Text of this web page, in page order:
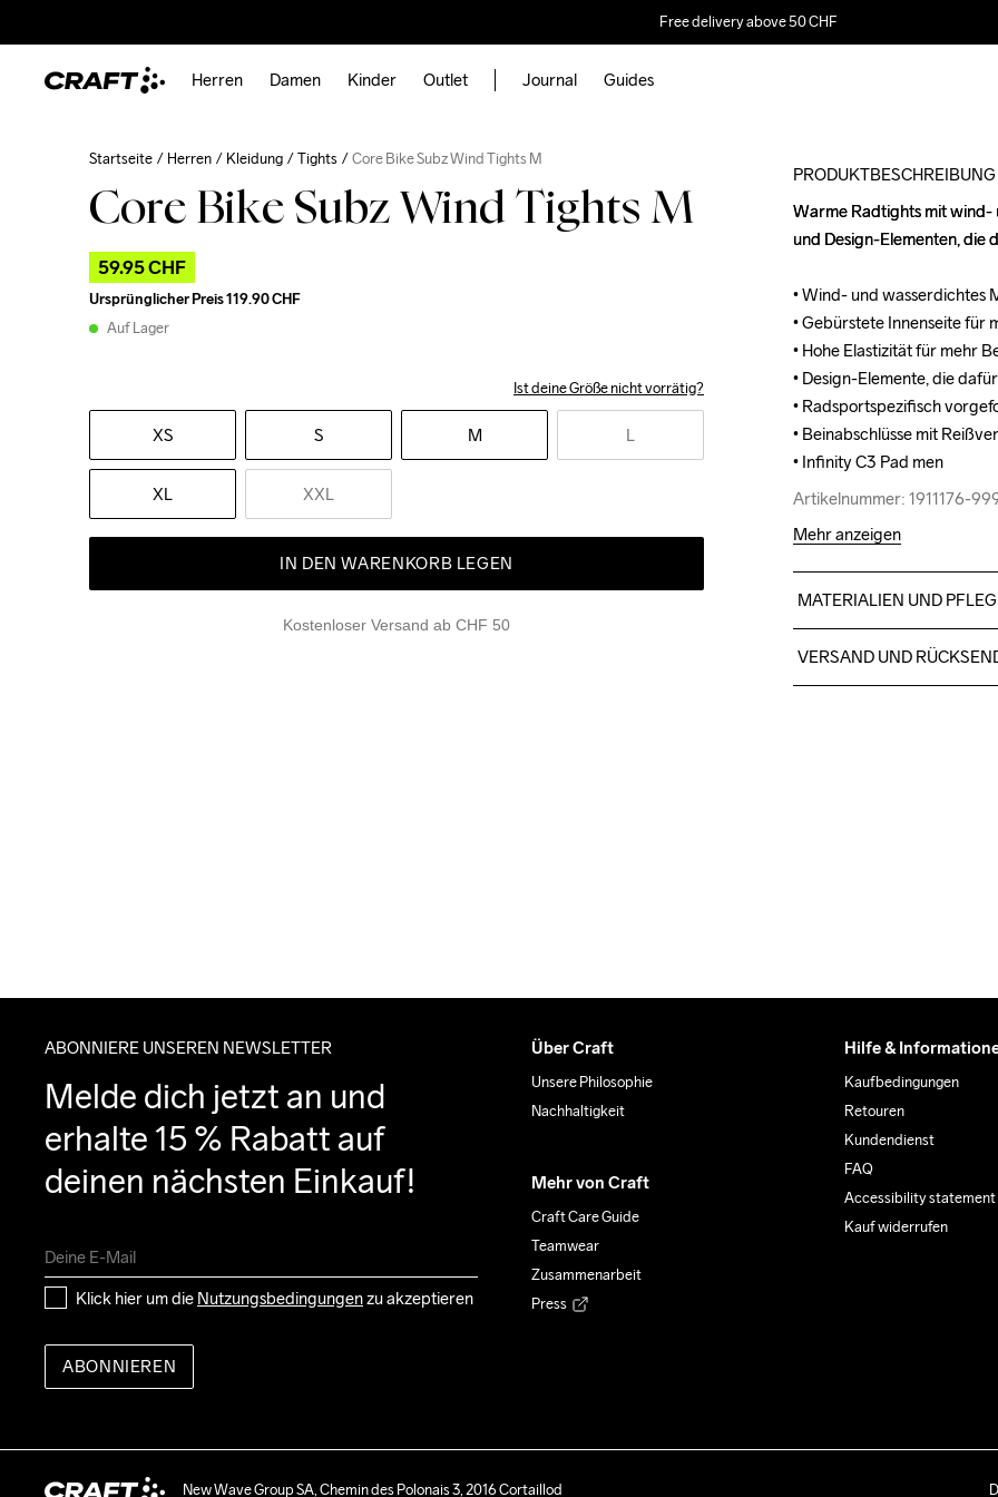
Free delivery above 50 CHF
Herren Damen Kinder Outlet Journal Guides
Startseite Herren Kleidung Tights Core Bike Subz Wind Tights M
Core Bike Subz Wind Tights M
59.95 CHF
Ursprünglicher Preis119.90 CHF
Auf Lager
Ist deine Größe nicht vorrätig?
XS S M L
XL XXL
IN DEN WARENKORB LEGEN
Kostenloser Versand ab CHF 50
PRODUKTBESCHREIBUNG
Warme Radtights mit
und Design-Elementen, die
• Wind- und wasserdichtes
• Gebürstete Innenseite für
• Hohe Elastizität für mehr
• Design-Elemente, die
• Radsportspezifisch
• Beinabschlüsse mit
• Infinity C3 Pad men
Artikelnummer: 1911176-
Warme Radtights mit
und Design-Elementen, die
• Wind- und wasserdichtes
• Gebürstete Innenseite für
• Hohe Elastizität für mehr
• Design-Elemente, die
• Radsportspezifisch
• Beinabschlüsse mit
• Infinity C3 Pad men
Artikelnummer: 1911176-
Mehr anzeigen
MATERIALIEN UND
Torso vorne: Oben: 100
Torso Rückseite: 87%
VERSAND UND
ABONNIERE UNSEREN NEWSLETTER
Melde dich jetzt an und
erhalte 15 % Rabatt auf
deinen nächsten Einkauf!
Klick hier um die Nutzungsbedingungen zu akzeptieren
ABONNIEREN
Über Craft
Unsere Philosophie
Nachhaltigkeit
Mehr von Craft
Craft Care Guide
Teamwear
Zusammenarbeit
Press
Hilfe &
Kaufbedingungen
Retouren
Kundendienst
FAQ
Accessibility statement
Kauf widerrufen
New Wave Group SA, Chemin des Polonais 3, 2016 Cortaillod